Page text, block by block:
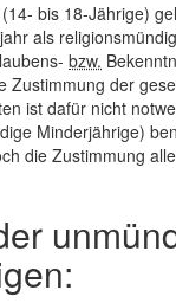
bis 18-Jährige)
als
bzw.
Zustimmung der
ist dafür nicht
Minderjährige)
die Zustimmung